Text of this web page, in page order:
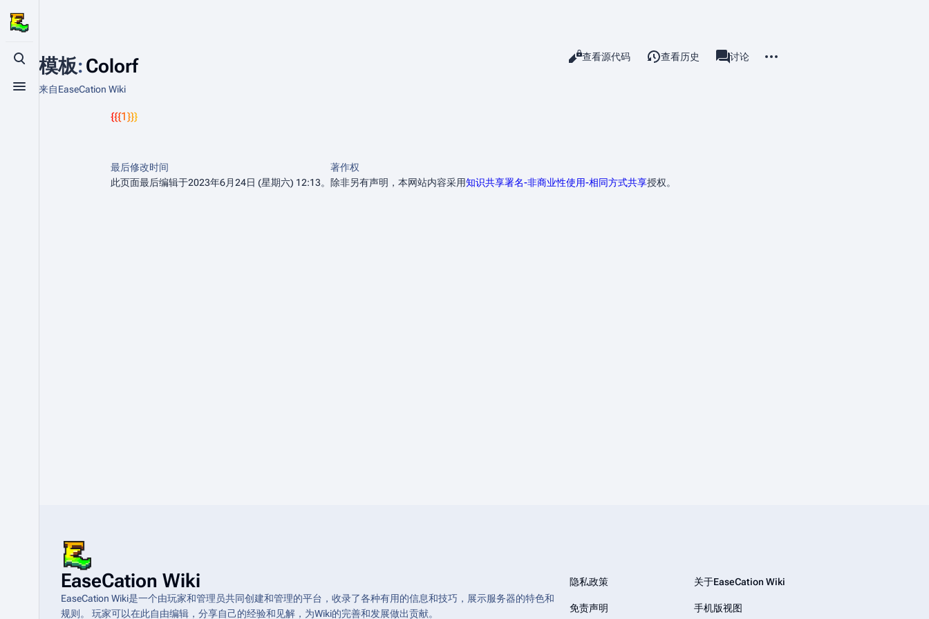
打开/关闭搜索
打开/关闭菜单
模板:Colorf
来自EaseCation Wiki
查看阅读
查看源代码 查看历史 associated-pages
模板
讨论
{{{1}}}
最后修改时间
此页面最后编辑于2023年6月24日 (星期六) 12:13。
著作权
除非另有声明，本网站内容采用知识共享署名-非商业性使用-相同方式共享授权。
EaseCation Wiki
EaseCation Wiki是一个由玩家和管理员共同创建和管理的平台，收录了各种有用的信息和技巧，展示服务器的特色和
规则。 玩家可以在此自由编辑，分享自己的经验和见解，为Wiki的完善和发展做出贡献。
隐私政策 关于EaseCation Wiki
免责声明 手机版视图